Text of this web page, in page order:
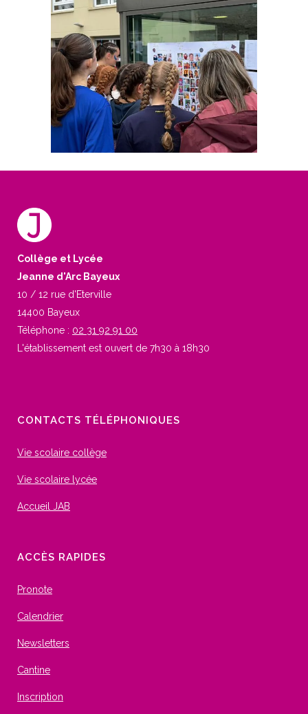
Collège et Lycée
Jeanne d'Arc Bayeux
10 / 12 rue d'Eterville
14400 Bayeux
Téléphone : 02 31 92 91 00
L'établissement est ouvert de 7h30 à 18h30
CONTACTS TÉLÉPHONIQUES
Vie scolaire collège
Vie scolaire lycée
Accueil JAB
ACCÈS RAPIDES
Pronote
Calendrier
Newsletters
Cantine
Inscription